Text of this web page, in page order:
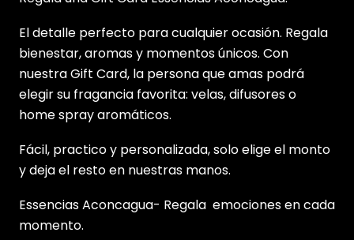
El detalle perfecto para cualquier ocasión. Regala
bienestar, aromas y momentos únicos. Con
nuestra Gift Card, la persona que amas podrá
elegir su fragancia favorita: velas, difusores o
home spray aromáticos.
Fácil, practico y personalizada, solo elige el monto
y deja el resto en nuestras manos.
Essencias Aconcagua- Regala emociones en cada
momento.